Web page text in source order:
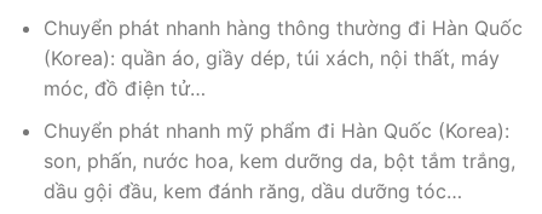
Chuyển phát nhanh hàng thông thường đi Hàn Quốc
(Korea): quần áo, giầy dép, túi xách, nội thất, máy
móc, đồ điện tử…
Chuyển phát nhanh mỹ phẩm đi Hàn Quốc (Korea):
son, phấn, nước hoa, kem dưỡng da, bột tắm trắng,
dầu gội đầu, kem đánh răng, dầu dưỡng tóc…